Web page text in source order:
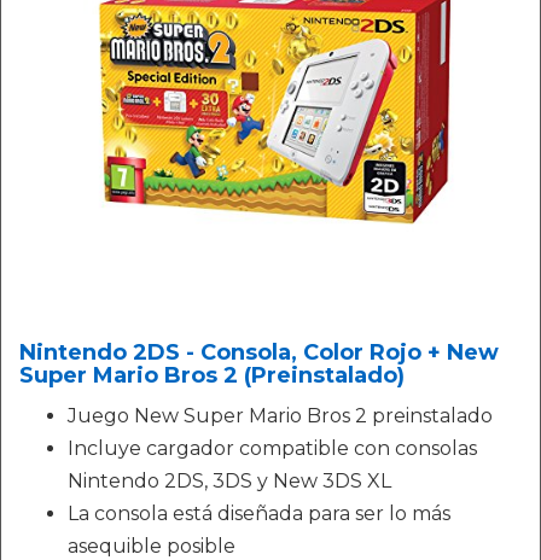
Nintendo 2DS - Consola, Color Rojo + New
Super Mario Bros 2 (Preinstalado)
Juego New Super Mario Bros 2 preinstalado
Incluye cargador compatible con consolas
Nintendo 2DS, 3DS y New 3DS XL
La consola está diseñada para ser lo más
asequible posible